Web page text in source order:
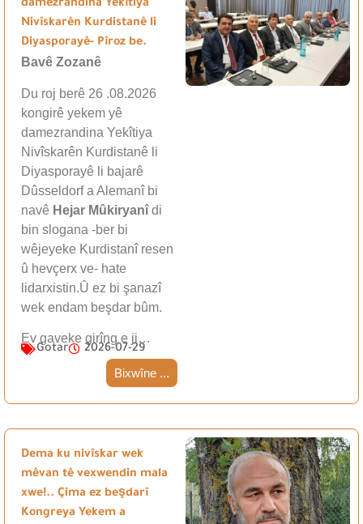
damezrandina Yekîtiya
Nivîskarên Kurdistanê li
Diyasporayê- Pîroz be.
Bavê Zozanê
Du roj berê 26 .08.2026
kongirê yekem yê
damezrandina Yekîtiya
Nivîskarên Kurdistanê li
Diyasporayê li bajarê
Dûsseldorf a Alemanî bi
navê Hejar Mûkiryanîdi
bin slogana -ber bi
wêjeyeke Kurdistanî resen
û hevçerx ve- hate
lidarxistin.Û ez bi şanazî
wek endam beşdar bûm.
Ev gaveke girîng e ji…
Gotar 2026-07-29
Bixwîne ...
Dema ku nivîskar wek
mêvan tê vexwendin mala
xwe!.. Çima ez beşdarî
Kongreya Yekem a